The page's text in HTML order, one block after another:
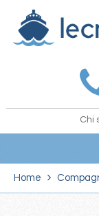
Chi
Home